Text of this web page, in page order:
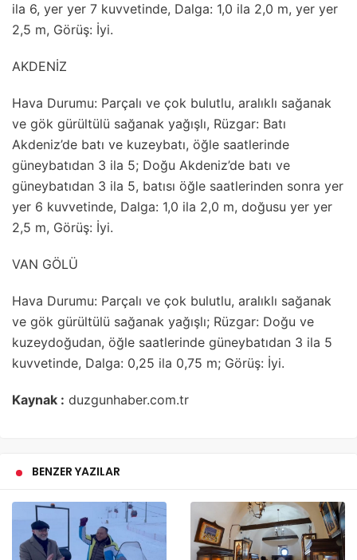
ila 6, yer yer 7 kuvvetinde, Dalga: 1,0 ila 2,0 m, yer yer
2,5 m, Görüş: İyi.
AKDENİZ
Hava Durumu: Parçalı ve çok bulutlu, aralıklı sağanak
ve gök gürültülü sağanak yağışlı, Rüzgar: Batı
Akdeniz’de batı ve kuzeybatı, öğle saatlerinde
güneybatıdan 3 ila 5; Doğu Akdeniz’de batı ve
güneybatıdan 3 ila 5, batısı öğle saatlerinden sonra yer
yer 6 kuvvetinde, Dalga: 1,0 ila 2,0 m, doğusu yer yer
2,5 m, Görüş: İyi.
VAN GÖLÜ
Hava Durumu: Parçalı ve çok bulutlu, aralıklı sağanak
ve gök gürültülü sağanak yağışlı; Rüzgar: Doğu ve
kuzeydoğudan, öğle saatlerinde güneybatıdan 3 ila 5
kuvvetinde, Dalga: 0,25 ila 0,75 m; Görüş: İyi.
Kaynak : duzgunhaber.com.tr
BENZER YAZILAR